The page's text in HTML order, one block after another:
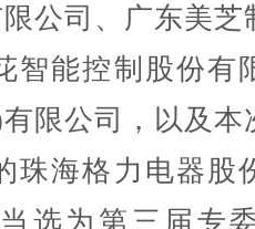
公司、广东美芝
智能控制股份有
限公司，以及本
珠海格力电器股
选为第三届专